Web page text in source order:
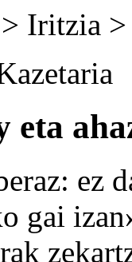
> Iritzia
ez
gai